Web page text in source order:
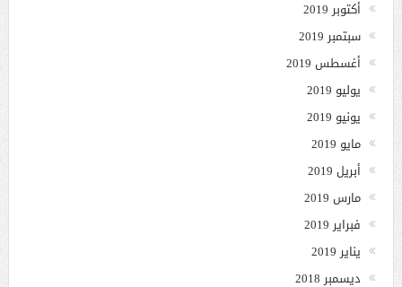
أكتوبر 2019
سبتمبر 2019
أغسطس 2019
يوليو 2019
يونيو 2019
مايو 2019
أبريل 2019
مارس 2019
فبراير 2019
يناير 2019
ديسمبر 2018